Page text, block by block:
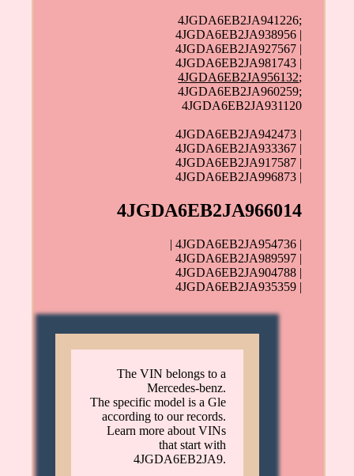
4JGDA6EB2JA941226;
4JGDA6EB2JA938956 |
4JGDA6EB2JA927567 |
4JGDA6EB2JA981743 |
4JGDA6EB2JA956132;
4JGDA6EB2JA960259;
4JGDA6EB2JA931120
4JGDA6EB2JA942473 |
4JGDA6EB2JA933367 |
4JGDA6EB2JA917587 |
4JGDA6EB2JA996873 |
4JGDA6EB2JA966014
| 4JGDA6EB2JA954736 |
4JGDA6EB2JA989597 |
4JGDA6EB2JA904788 |
4JGDA6EB2JA935359 |
The VIN belongs to a
Mercedes-benz.
The specific model is a Gle
according to our records.
Learn more about VINs
that start with
4JGDA6EB2JA9.